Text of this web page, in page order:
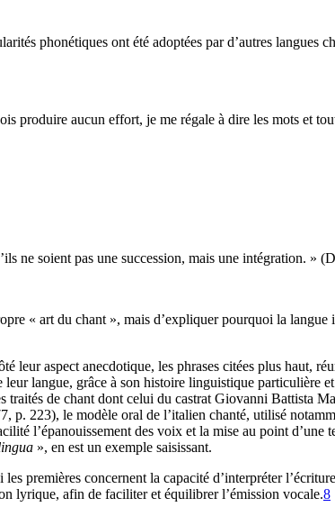
phonétiques ont été adoptées par d’autres langues
produire aucun effort, je me régale à dire les mots et
ne soient pas une succession, mais une intégration. »
« art du chant », mais d’expliquer pourquoi la langue
leur aspect anecdotique, les phrases citées plus haut,
langue, grâce à son histoire linguistique particulière
traités de chant dont celui du castrat Giovanni Battista
223), le modèle oral de l’italien chanté, utilisé
l’épanouissement des voix et la mise au point d’une
», en est un exemple saisissant.
premières concernent la capacité d’interpréter
lyrique, afin de faciliter et équilibrer l’émission vocale.8